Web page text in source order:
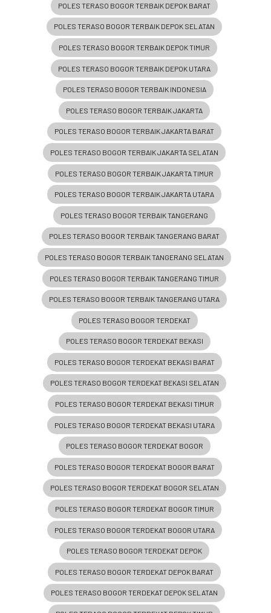
POLES TERASO BOGOR TERBAIK DEPOK BARAT
POLES TERASO BOGOR TERBAIK DEPOK SELATAN
POLES TERASO BOGOR TERBAIK DEPOK TIMUR
POLES TERASO BOGOR TERBAIK DEPOK UTARA
POLES TERASO BOGOR TERBAIK INDONESIA
POLES TERASO BOGOR TERBAIK JAKARTA
POLES TERASO BOGOR TERBAIK JAKARTA BARAT
POLES TERASO BOGOR TERBAIK JAKARTA SELATAN
POLES TERASO BOGOR TERBAIK JAKARTA TIMUR
POLES TERASO BOGOR TERBAIK JAKARTA UTARA
POLES TERASO BOGOR TERBAIK TANGERANG
POLES TERASO BOGOR TERBAIK TANGERANG BARAT
POLES TERASO BOGOR TERBAIK TANGERANG SELATAN
POLES TERASO BOGOR TERBAIK TANGERANG TIMUR
POLES TERASO BOGOR TERBAIK TANGERANG UTARA
POLES TERASO BOGOR TERDEKAT
POLES TERASO BOGOR TERDEKAT BEKASI
POLES TERASO BOGOR TERDEKAT BEKASI BARAT
POLES TERASO BOGOR TERDEKAT BEKASI SELATAN
POLES TERASO BOGOR TERDEKAT BEKASI TIMUR
POLES TERASO BOGOR TERDEKAT BEKASI UTARA
POLES TERASO BOGOR TERDEKAT BOGOR
POLES TERASO BOGOR TERDEKAT BOGOR BARAT
POLES TERASO BOGOR TERDEKAT BOGOR SELATAN
POLES TERASO BOGOR TERDEKAT BOGOR TIMUR
POLES TERASO BOGOR TERDEKAT BOGOR UTARA
POLES TERASO BOGOR TERDEKAT DEPOK
POLES TERASO BOGOR TERDEKAT DEPOK BARAT
POLES TERASO BOGOR TERDEKAT DEPOK SELATAN